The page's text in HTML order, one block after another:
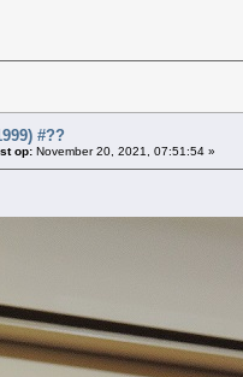
#??
op: November 20, 2021, 07:51:54 »